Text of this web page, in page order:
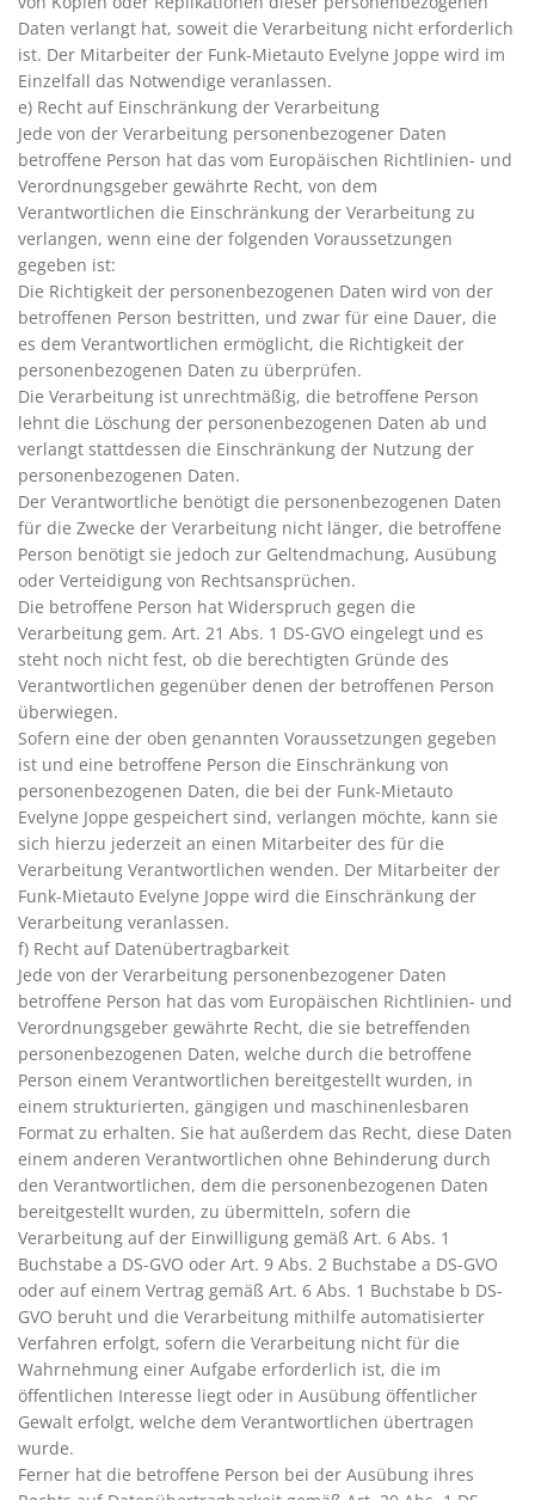
Daten verlangt hat, soweit die Verarbeitung nicht erforderlich
ist. Der Mitarbeiter der Funk-Mietauto Evelyne Joppe wird im
Einzelfall das Notwendige veranlassen.
e) Recht auf Einschränkung der Verarbeitung
Jede von der Verarbeitung personenbezogener Daten
betroffene Person hat das vom Europäischen Richtlinien- und
Verordnungsgeber gewährte Recht, von dem
Verantwortlichen die Einschränkung der Verarbeitung zu
verlangen, wenn eine der folgenden Voraussetzungen
gegeben ist:
Die Richtigkeit der personenbezogenen Daten wird von der
betroffenen Person bestritten, und zwar für eine Dauer, die
es dem Verantwortlichen ermöglicht, die Richtigkeit der
personenbezogenen Daten zu überprüfen.
Die Verarbeitung ist unrechtmäßig, die betroffene Person
lehnt die Löschung der personenbezogenen Daten ab und
verlangt stattdessen die Einschränkung der Nutzung der
personenbezogenen Daten.
Der Verantwortliche benötigt die personenbezogenen Daten
für die Zwecke der Verarbeitung nicht länger, die betroffene
Person benötigt sie jedoch zur Geltendmachung, Ausübung
oder Verteidigung von Rechtsansprüchen.
Die betroffene Person hat Widerspruch gegen die
Verarbeitung gem. Art. 21 Abs. 1 DS-GVO eingelegt und es
steht noch nicht fest, ob die berechtigten Gründe des
Verantwortlichen gegenüber denen der betroffenen Person
überwiegen.
Sofern eine der oben genannten Voraussetzungen gegeben
ist und eine betroffene Person die Einschränkung von
personenbezogenen Daten, die bei der Funk-Mietauto
Evelyne Joppe gespeichert sind, verlangen möchte, kann sie
sich hierzu jederzeit an einen Mitarbeiter des für die
Verarbeitung Verantwortlichen wenden. Der Mitarbeiter der
Funk-Mietauto Evelyne Joppe wird die Einschränkung der
Verarbeitung veranlassen.
f) Recht auf Datenübertragbarkeit
Jede von der Verarbeitung personenbezogener Daten
betroffene Person hat das vom Europäischen Richtlinien- und
Verordnungsgeber gewährte Recht, die sie betreffenden
personenbezogenen Daten, welche durch die betroffene
Person einem Verantwortlichen bereitgestellt wurden, in
einem strukturierten, gängigen und maschinenlesbaren
Format zu erhalten. Sie hat außerdem das Recht, diese Daten
einem anderen Verantwortlichen ohne Behinderung durch
den Verantwortlichen, dem die personenbezogenen Daten
bereitgestellt wurden, zu übermitteln, sofern die
Verarbeitung auf der Einwilligung gemäß Art. 6 Abs. 1
Buchstabe a DS-GVO oder Art. 9 Abs. 2 Buchstabe a DS-GVO
oder auf einem Vertrag gemäß Art. 6 Abs. 1 Buchstabe b DS-
GVO beruht und die Verarbeitung mithilfe automatisierter
Verfahren erfolgt, sofern die Verarbeitung nicht für die
Wahrnehmung einer Aufgabe erforderlich ist, die im
öffentlichen Interesse liegt oder in Ausübung öffentlicher
Gewalt erfolgt, welche dem Verantwortlichen übertragen
wurde.
Ferner hat die betroffene Person bei der Ausübung ihres